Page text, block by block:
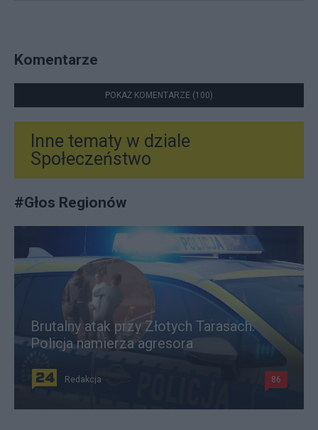
Komentarze
POKAŻ KOMENTARZE (100)
Inne tematy w dziale
Społeczeństwo
#Głos Regionów
Brutalny atak przy Złotych Tarasach.
Policja namierza agresora
Redakcja 86